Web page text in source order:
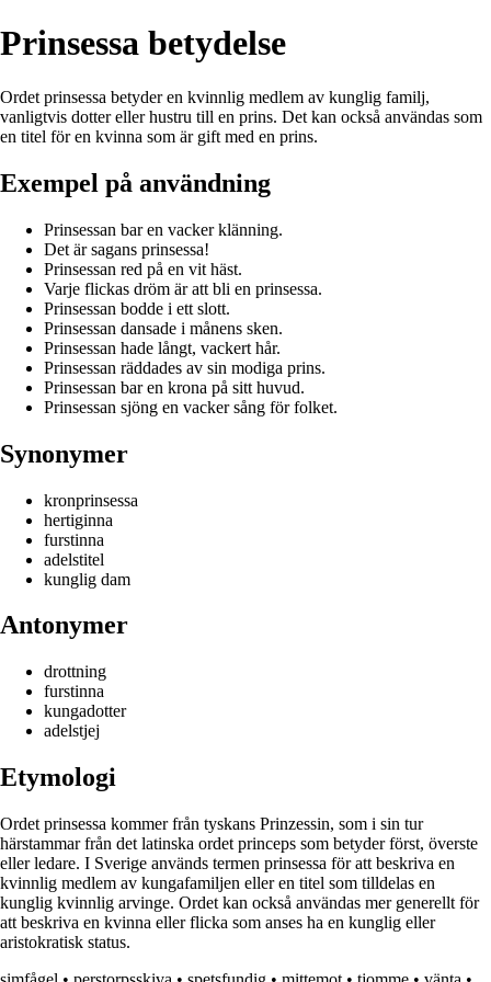
Prinsessa betydelse
Ordet prinsessa betyder en kvinnlig medlem av kunglig familj,
vanligtvis dotter eller hustru till en prins. Det kan också användas som
en titel för en kvinna som är gift med en prins.
Exempel på användning
Prinsessan bar en vacker klänning.
Det är sagans prinsessa!
Prinsessan red på en vit häst.
Varje flickas dröm är att bli en prinsessa.
Prinsessan bodde i ett slott.
Prinsessan dansade i månens sken.
Prinsessan hade långt, vackert hår.
Prinsessan räddades av sin modiga prins.
Prinsessan bar en krona på sitt huvud.
Prinsessan sjöng en vacker sång för folket.
Synonymer
kronprinsessa
hertiginna
furstinna
adelstitel
kunglig dam
Antonymer
drottning
furstinna
kungadotter
adelstjej
Etymologi
Ordet prinsessa kommer från tyskans Prinzessin, som i sin tur
härstammar från det latinska ordet princeps som betyder först, överste
eller ledare. I Sverige används termen prinsessa för att beskriva en
kvinnlig medlem av kungafamiljen eller en titel som tilldelas en
kunglig kvinnlig arvinge. Ordet kan också användas mer generellt för
att beskriva en kvinna eller flicka som anses ha en kunglig eller
aristokratisk status.